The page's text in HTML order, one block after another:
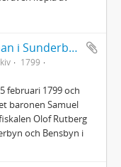
Bytesbrev ang hemman i Sunderbyn och Bensbyn i Luleå socken
1799
februari 1799 och
baronen Samuel
Olof Rutberg
och Bensbyn i